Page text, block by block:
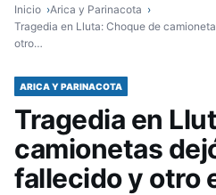
Inicio
Arica y Parinacota
Tragedia en Lluta: Choque de
otro…
ARICA Y PARINACOTA
Tragedia en
camionetas
fallecido y otro